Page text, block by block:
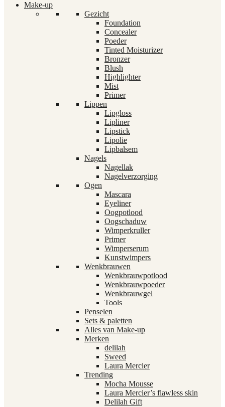
Make-up
Gezicht
Foundation
Concealer
Poeder
Tinted Moisturizer
Bronzer
Blush
Highlighter
Mist
Primer
Lippen
Lipgloss
Lipliner
Lipstick
Lipolie
Lipbalsem
Nagels
Nagellak
Nagelverzorging
Ogen
Mascara
Eyeliner
Oogpotlood
Oogschaduw
Wimperkruller
Primer
Wimperserum
Kunstwimpers
Wenkbrauwen
Wenkbrauwpotlood
Wenkbrauwpoeder
Wenkbrauwgel
Tools
Penselen
Sets & paletten
Alles van Make-up
Merken
delilah
Sweed
Laura Mercier
Trending
Mocha Mousse
Laura Mercier’s flawless skin
Delilah Gift